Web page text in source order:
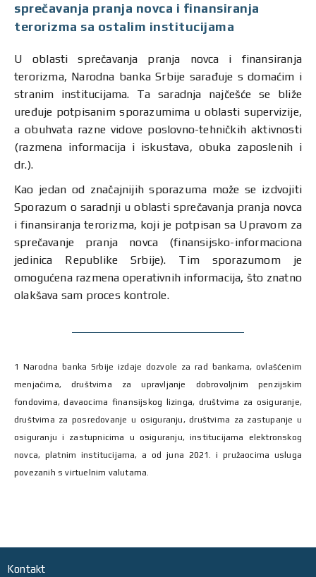
sprečavanja pranja novca i finansiranja
terorizma sa ostalim institucijama
U oblasti sprečavanja pranja novca i finansiranja
terorizma, Narodna banka Srbije sarađuje s domaćim i
stranim institucijama. Ta saradnja najčešće se bliže
uređuje potpisanim sporazumima u oblasti supervizije,
a obuhvata razne vidove poslovno-tehničkih aktivnosti
(razmena informacija i iskustava, obuka zaposlenih i
dr.).
Kao jedan od značajnijih sporazuma može se izdvojiti
Sporazum o saradnji u oblasti sprečavanja pranja novca
i finansiranja terorizma, koji je potpisan sa Upravom za
sprečavanje pranja novca (finansijsko-informaciona
jedinica Republike Srbije). Tim sporazumom je
omogućena razmena operativnih informacija, što znatno
olakšava sam proces kontrole.
1 Narodna banka Srbije izdaje dozvole za rad bankama, ovlašćenim
menjačima, društvima za upravljanje dobrovoljnim penzijskim
fondovima, davaocima finansijskog lizinga, društvima za osiguranje,
društvima za posredovanje u osiguranju, društvima za zastupanje u
osiguranju i zastupnicima u osiguranju, institucijama elektronskog
novca, platnim institucijama, a od juna 2021. i pružaocima usluga
povezanih s virtuelnim valutama.
Kontakt